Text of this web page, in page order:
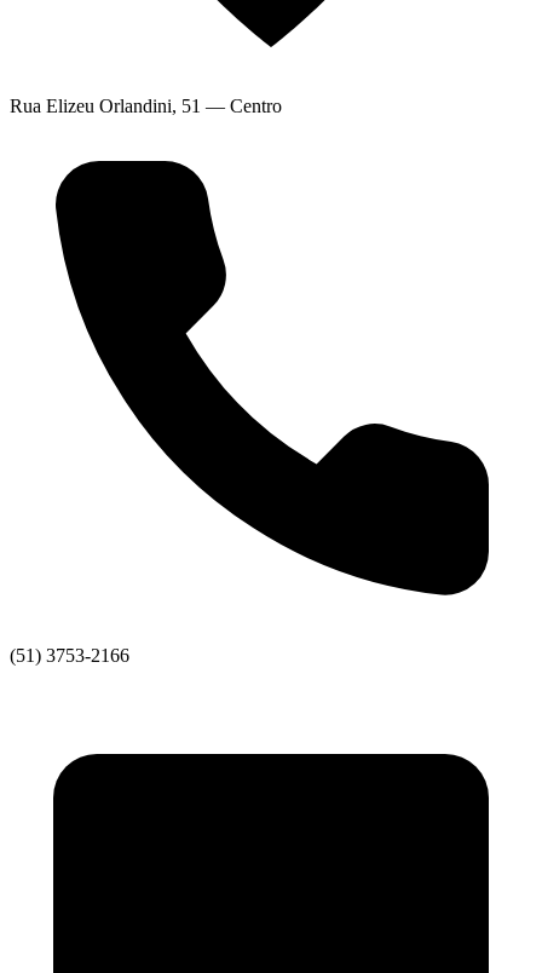
Rua Elizeu Orlandini, 51 — Centro
(51) 3753-2166